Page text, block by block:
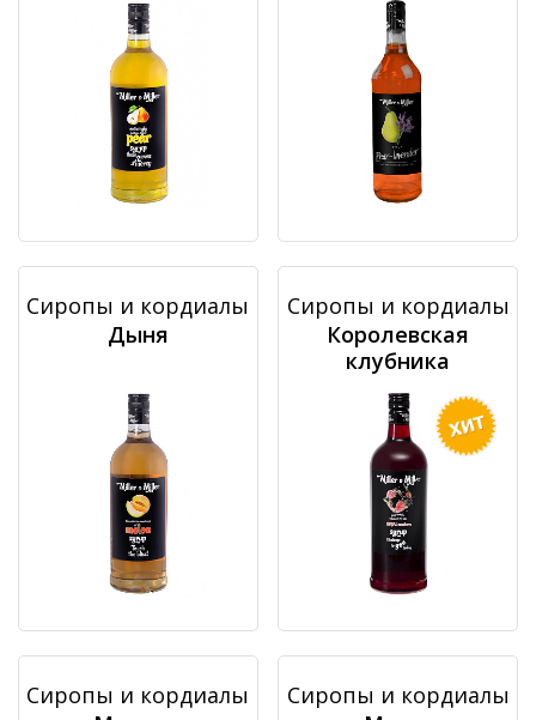
Сиропы и кордиалы
Дыня
Сиропы и кордиалы
Королевская
клубника
Сиропы и кордиалы
Сиропы и кордиалы